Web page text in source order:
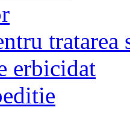
tratarea
erbicidat